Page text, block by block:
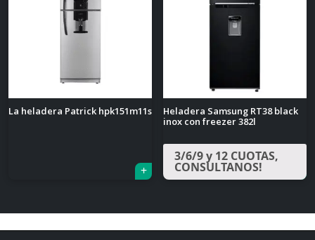
La heladera Patrick hpk151m11s
Heladera Samsung RT38 black
inox con freezer 382l
3/6/9 y 12 CUOTAS,
CONSULTANOS!